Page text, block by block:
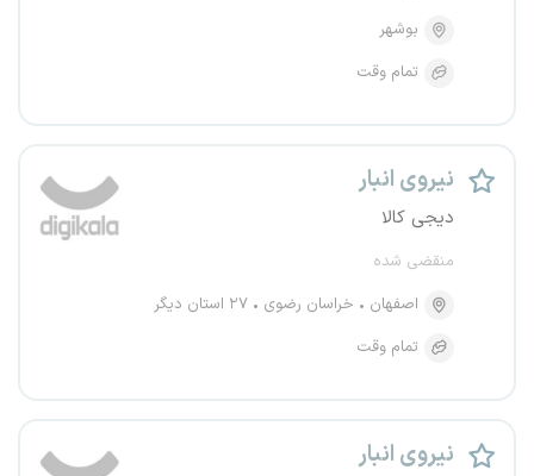
بوشهر
تمام وقت
نیروی انبار
دیجی کالا
منقضی شده
اصفهان
خراسان رضوی
۲۷ استان دیگر
تمام وقت
نیروی انبار